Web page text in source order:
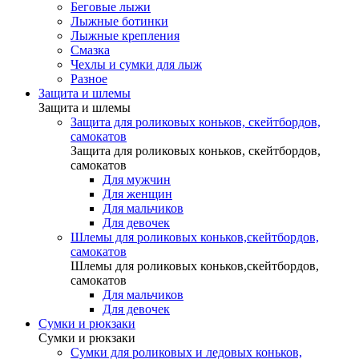
Беговые лыжи
Лыжные ботинки
Лыжные крепления
Смазка
Чехлы и сумки для лыж
Разное
Защита и шлемы
Защита и шлемы
Защита для роликовых коньков, скейтбордов,
самокатов
Защита для роликовых коньков, скейтбордов,
самокатов
Для мужчин
Для женщин
Для мальчиков
Для девочек
Шлемы для роликовых коньков,скейтбордов,
самокатов
Шлемы для роликовых коньков,скейтбордов,
самокатов
Для мальчиков
Для девочек
Сумки и рюкзаки
Сумки и рюкзаки
Сумки для роликовых и ледовых коньков,